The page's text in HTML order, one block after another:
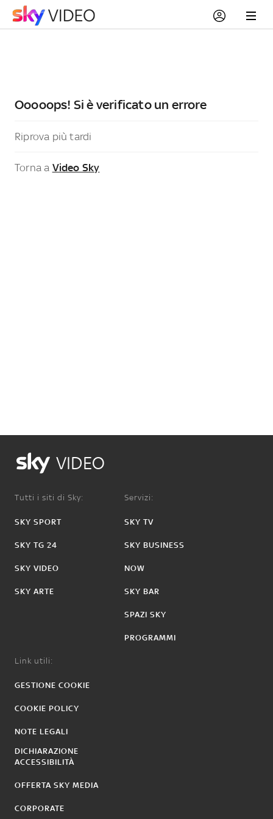
Ooooops! Si è verificato un errore
Riprova più tardi
Torna a Video Sky
VIDEO
Tutti i siti di Sky:
SKY SPORT
SKY TG 24
SKY VIDEO
SKY ARTE
Servizi:
SKY TV
SKY BUSINESS
NOW
SKY BAR
SPAZI SKY
PROGRAMMI
Link utili:
GESTIONE COOKIE
COOKIE POLICY
NOTE LEGALI
DICHIARAZIONE
ACCESSIBILITÀ
OFFERTA SKY MEDIA
CORPORATE